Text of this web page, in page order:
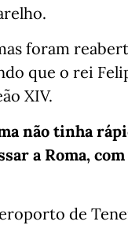
foram
que o rei
XIV.
não tinha
a Roma,
de